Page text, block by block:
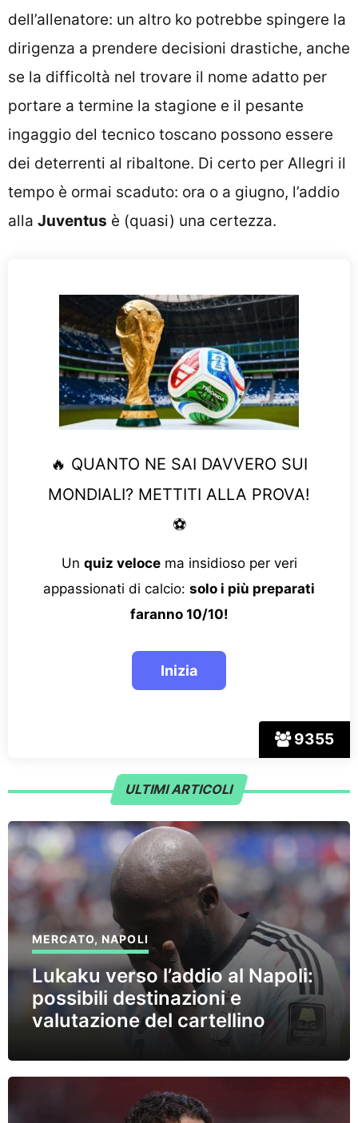
dell’allenatore: un altro ko potrebbe spingere la
dirigenza a prendere decisioni drastiche, anche
se la difficoltà nel trovare il nome adatto per
portare a termine la stagione e il pesante
ingaggio del tecnico toscano possono essere
dei deterrenti al ribaltone. Di certo per Allegri il
tempo è ormai scaduto: ora o a giugno, l’addio
alla Juventus è (quasi) una certezza.
9355
🔥 QUANTO NE SAI DAVVERO SUI
MONDIALI? METTITI ALLA PROVA!
⚽
Un quiz velocema insidioso per veri
appassionati di calcio: solo i più preparati
faranno 10/10!
ULTIMI ARTICOLI
MERCATO,NAPOLI
Lukaku verso l’addio al Napoli:
possibili destinazioni e
valutazione del cartellino